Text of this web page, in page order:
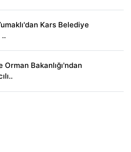
Kars Belediye
..
Orman Bakanlığı'ndan